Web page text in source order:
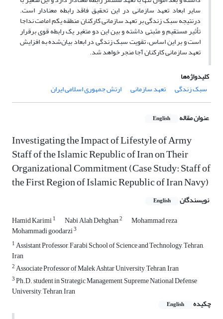
سایر ابعاد تعهد سازمانی در این تحقیق فاقد رابطه معنادار است.
درنتیجه سبک زندگی بر تعهد سازمانی کارکنان منطقه یکم امامت نداجا
تأثیر مستقیم و مثبتی داشته و بین این دو متغیر یک رابطه قوی برقرار
است و بر این اساس، تقویت سبک زندگی در ابعاد بیان‌شده به افزایش
تعهد سازمانی کارکنان آجا منجر خواهد شد.
کلیدواژه‌ها
سبک زندگی
تعهد سازمانی ارتش جمهوری اسلامی ایران
عنوان مقاله English
Investigating the Impact of Lifestyle of Army
Staff of the Islamic Republic of Iran on Their
Organizational Commitment (Case Study: Staff of
the First Region of Islamic Republic of Iran Navy)
نویسندگان English
Hamid Karimi1 Nabi Alah Dehghan2 Mohammad reza
Mohammadi goodarzi3
1Assistant Professor, Farabi School of Science and Technology, Tehran,
Iran
2Associate Professor of Malek Ashtar University, Tehran, Iran
3Ph.D. student in Strategic Management, Supreme National Defense
University, Tehran, Iran
چکیده
English